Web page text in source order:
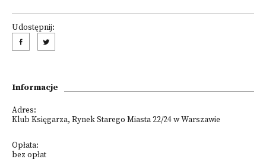
Udostępnij:
Informacje
Adres:
Klub Księgarza, Rynek Starego Miasta 22/24 w Warszawie
Opłata:
bez opłat